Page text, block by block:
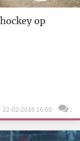
op
22-02-2016 16:00 1